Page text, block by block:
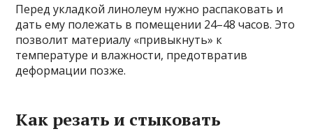
Перед укладкой линолеум нужно распаковать и
дать ему полежать в помещении 24–48 часов. Это
позволит материалу «привыкнуть» к
температуре и влажности, предотвратив
деформации позже.
Как резать и стыковать